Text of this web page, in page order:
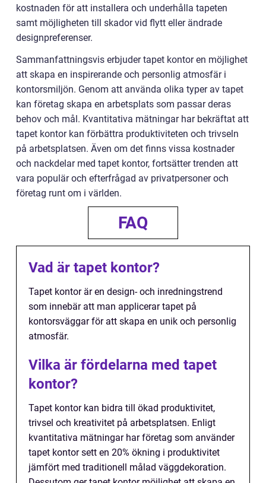
kostnaden för att installera och underhålla tapeten
samt möjligheten till skador vid flytt eller ändrade
designpreferenser.
Sammanfattningsvis erbjuder tapet kontor en möjlighet
att skapa en inspirerande och personlig atmosfär i
kontorsmiljön. Genom att använda olika typer av tapet
kan företag skapa en arbetsplats som passar deras
behov och mål. Kvantitativa mätningar har bekräftat att
tapet kontor kan förbättra produktiviteten och trivseln
på arbetsplatsen. Även om det finns vissa kostnader
och nackdelar med tapet kontor, fortsätter trenden att
vara populär och efterfrågad av privatpersoner och
företag runt om i världen.
FAQ
Vad är tapet kontor?
Tapet kontor är en design- och inredningstrend
som innebär att man applicerar tapet på
kontorsväggar för att skapa en unik och personlig
atmosfär.
Vilka är fördelarna med tapet
kontor?
Tapet kontor kan bidra till ökad produktivitet,
trivsel och kreativitet på arbetsplatsen. Enligt
kvantitativa mätningar har företag som använder
tapet kontor sett en 20% ökning i produktivitet
jämfört med traditionell målad väggdekoration.